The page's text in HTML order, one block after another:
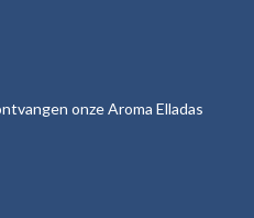
onze Aroma Elladas